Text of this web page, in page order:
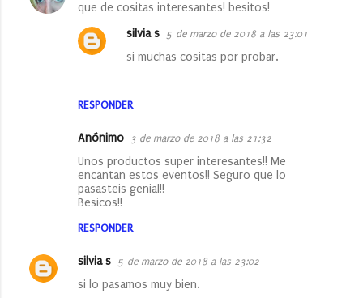
que de cositas interesantes! besitos!
RESPONDER
silvia s 5 de marzo de 2018 a las 23:01
si muchas cositas por probar.
Anónimo 3 de marzo de 2018 a las 21:32
Unos productos super interesantes!! Me
encantan estos eventos!! Seguro que lo
pasasteis genial!!
Besicos!!
RESPONDER
silvia s 5 de marzo de 2018 a las 23:02
si lo pasamos muy bien.